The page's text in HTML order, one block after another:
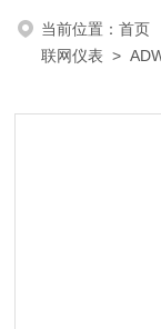
当前位置：首页
联网仪表 >